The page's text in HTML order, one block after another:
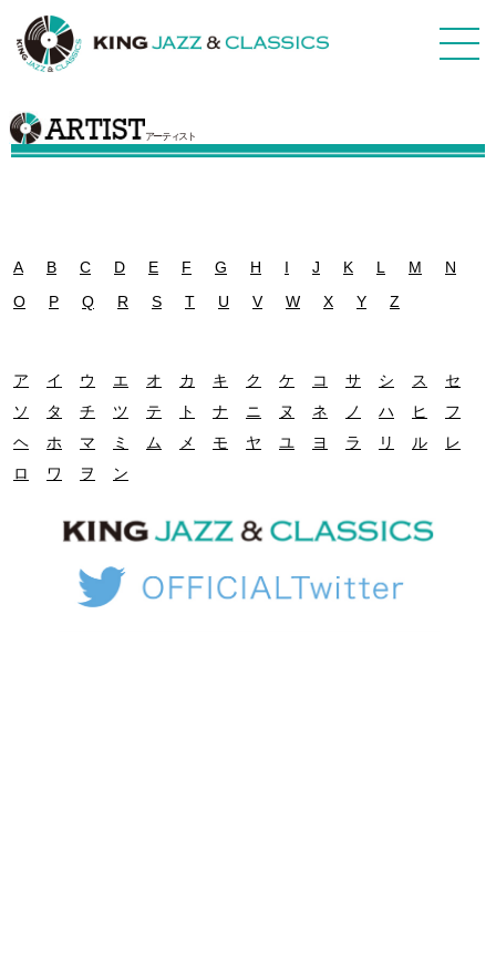
アーティスト
A B C D E F G H I J K L M
N
O
P Q R S T U V W X Y Z
ア イ ウ エ オ カ キ ク ケ コ サ シ ス
セ
ソ
タ チ ツ テ ト ナ ニ ヌ ネ ノ ハ ヒ
フ
ヘ
ホ マ ミ ム メ モ ヤ ユ ヨ ラ リ ル
レ
ロ
ワ ヲ ン